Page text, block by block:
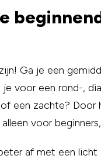
Ga je een
je voor een rond-,
een zachte?
voor
af met een